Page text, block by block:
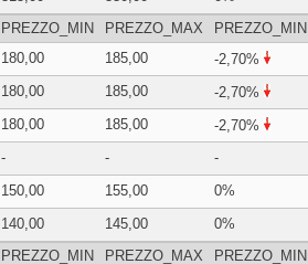
PREZZO_MIN PREZZO_MAX PREZZO_MIN
180,00 185,00 -2,70%
180,00 185,00 -2,70%
180,00 185,00 -2,70%
- - -
150,00 155,00 0%
140,00 145,00 0%
PREZZO_MIN PREZZO_MAX PREZZO_MIN